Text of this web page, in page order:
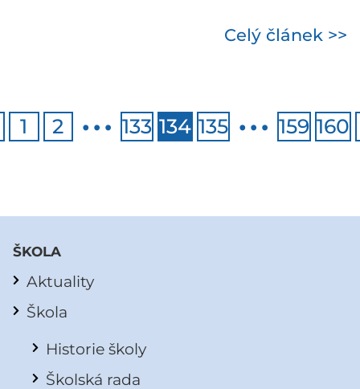
Celý článek >>
1 2 … 133 134 135 … 159 160
ŠKOLA
Aktuality
Škola
Historie školy
Školská rada